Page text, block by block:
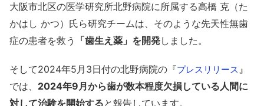
大阪市北区の医学研究所北野病院に所属する高橋 克（た
かはし かつ）氏ら研究チームは、そのような先天性無歯
症の患者を救う
「歯生え薬」を開発しました。
そして2024年5月3日付の北野病院の『プレスリリース 』
では、 2024年9月から歯が数本程度欠損している人間に
対して治験を開始すると報告しています。